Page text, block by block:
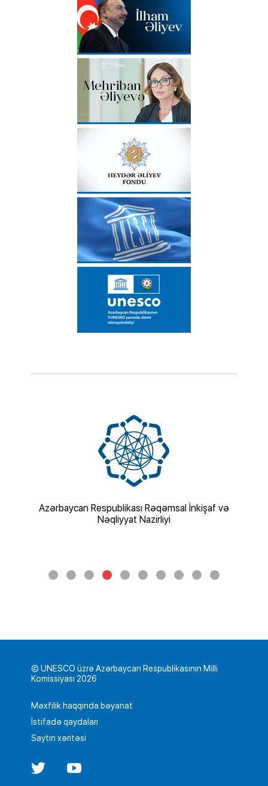
Azərbaycan Respublikası Rəqəmsal İnkişaf və
Nəqliyyat Nazirliyi
© UNESCO üzrə Azərbaycan Respublikasının Milli
Komissiyası 2026
Məxfilik haqqında bəyanat
İstifadə qaydaları
Saytın xəritəsi